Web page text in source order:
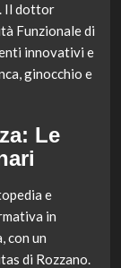
Il dottor
Funzionale di
innovativi e
ginocchio e
Le
e
in
con un
di Rozzano.